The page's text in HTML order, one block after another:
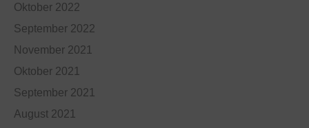
Oktober 2022
September 2022
November 2021
Oktober 2021
September 2021
August 2021